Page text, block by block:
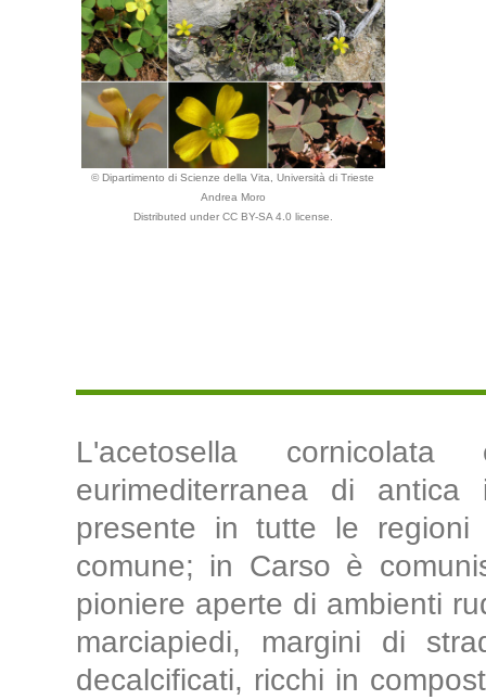
© Dipartimento di Scienze della Vita, Università di Trieste
Andrea Moro
Distributed under CC BY-SA 4.0 license.
L'acetosella
eurimediterranea di antica
presente in tutte le
comune; in Carso è
pioniere aperte di ambienti
marciapiedi, margini di
decalcificati, ricchi in